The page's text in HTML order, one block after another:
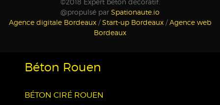
@propulsé par Spationaute.io
Agence digitale Bordeaux /Start-up Bordeaux /Agence web
Bordeaux
Béton Rouen
BÉTON CIRÉ ROUEN